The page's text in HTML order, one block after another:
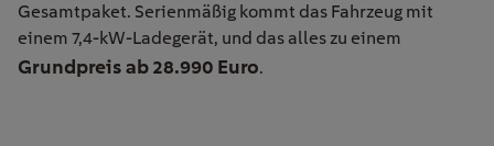
Gesamtpaket. Serienmäßig kommt das Fahrzeug mit
einem 7,4-kW-Ladegerät, und das alles zu einem
Grundpreis ab 28.990 Euro.